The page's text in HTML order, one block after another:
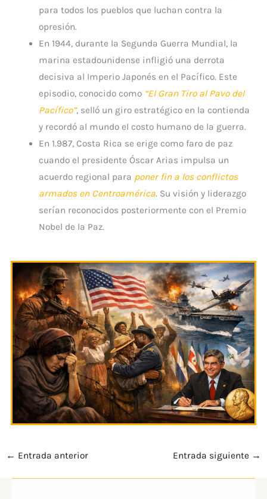
para todos los pueblos que luchan contra la
opresión.
En 1944, durante la Segunda Guerra Mundial, la
marina estadounidense infligió una derrota
decisiva al Imperio Japonés en el Pacífico. Este
episodio, conocido como “El Gran Tiro al Pavo del
Pacífico”, selló un giro estratégico en la contienda
y recordó al mundo el costo humano de la guerra.
En 1.987, Costa Rica se erige como faro de paz
cuando el presidente Óscar Arias impulsa un
acuerdo regional para poner fin a los conflictos
armados en Centroamérica. Su visión y liderazgo
serían reconocidos posteriormente con el Premio
Nobel de la Paz.
← Entrada anterior Entrada siguiente →